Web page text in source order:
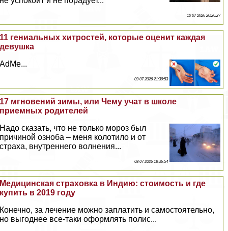
10 07 2026 20:26:27
11 гениальных хитростей, которые оценит каждая
дeвyшка
AdMe...
09 07 2026 21:39:53
17 мгновений зимы, или Чему учат в школе
приемных родителей
Надо сказать, что не только мороз был
причиной озноба – меня колотило и от
стpaxa, внутреннего волнения...
08 07 2026 18:36:54
Медицинская страховка в Индию: стоимость и где
купить в 2019 году
Конечно, за лечение можно заплатить и самостоятельно,
но выгоднее все-таки оформлять полис...